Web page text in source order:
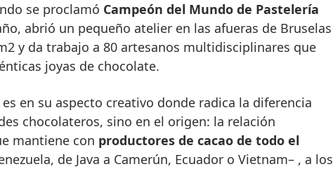
se proclamó Campeón del Mundo de Pastelería
abrió un pequeño atelier en las afueras de Bruselas
y da trabajo a 80 artesanos multidisciplinares que
joyas de chocolate.
en su aspecto creativo donde radica la diferencia
chocolateros, sino en el origen: la relación
mantiene con productores de cacao de todo el
de Java a Camerún, Ecuador o Vietnam– , a los